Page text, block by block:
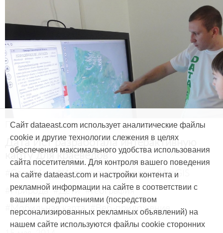
Продукты и услуги
Дата Ист разработала интерактивную
карту для краеведов
#CarryMap #Интерактивная карта #ArcGIS
#Природа #Дети #География
#Мобильная карта #Веб-приложение
Сайт dataeast.com использует аналитические файлы
cookie и другие технологии слежения в целях
обеспечения максимального удобства использования
сайта посетителями. Для контроля вашего поведения
на сайте dataeast.com и настройки контента и
рекламной информации на сайте в соответствии с
вашими предпочтениями (посредством
персонализированных рекламных объявлений) на
нашем сайте используются файлы cookie сторонних